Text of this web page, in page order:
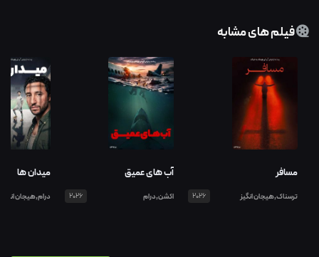
فیلم های مشابه
مسافر
ترسناک,هیجان انگیز 2026
آب های عمیق
اکشن,درام 2026
میدان ها
درام,هیجان انگیز